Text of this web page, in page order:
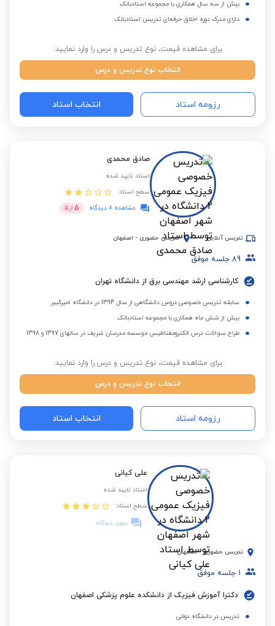
بیش از سه سال همکاری با مجموعه استادبانک
دارای مدرک دوره اخلاق حرفه‌ای تدریس استادبانک
برای مشاهده قیمت، نوع تدریس و درس را وارد نمایید:
انتخاب نوع تدریس و درس
رزومه استاد انتخاب استاد
صادق محمدی
استاد تایید شده
سطح استاد:
مشاهده 8 دیدگاه
5 از 5
تدریس آنلاین تدریس حضوری - اصفهان
89 جلسه موفق
کارشناسی ارشد مهندسی برق از دانشگاه تهران
سابقه تدریس خصوصی دروس دانشگاهی از سال 1394 در دانشگاه امیرکبیر
بیش از شش ماه همکاری با مجموعه استادبانک
طراح سوالات درس الکترومغناطیس موسسه مدرسان شریف در سالهای 1397 و 1398
برای مشاهده قیمت، نوع تدریس و درس را وارد نمایید:
انتخاب نوع تدریس و درس
رزومه استاد انتخاب استاد
علی کیانی
استاد تایید شده
سطح استاد:
بدون دیدگاه
تدریس حضوری - اصفهان
1 جلسه موفق
دکترا آموزش فیزیک از دانشکده علوم پزشکی اصفهان
تدریس در دانشگاه دولتی